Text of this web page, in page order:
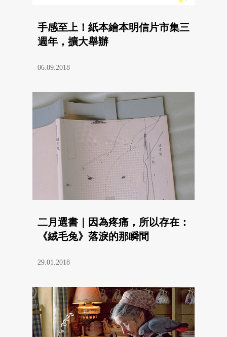
手感至上！紙本繪本明信片市集三
週年，擴大舉辦
06.09.2018
二月選書｜因為疼痛，所以存在：
《絨毛兔》落淚的那瞬間
29.01.2018